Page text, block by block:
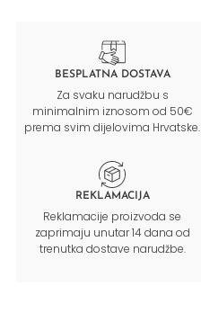
BESPLATNA DOSTAVA
Za svaku narudžbu s
minimalnim iznosom od 50€
prema svim dijelovima Hrvatske.
REKLAMACIJA
Reklamacije proizvoda se
zaprimaju unutar 14 dana od
trenutka dostave narudžbe.